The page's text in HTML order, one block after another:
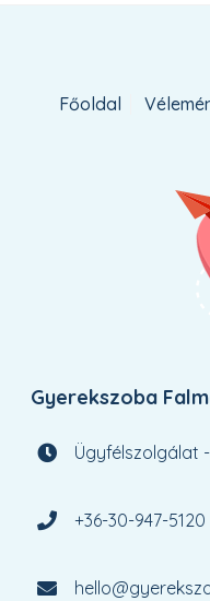
Főoldal
Gyerekszoba
Ügyfélszolgálat
+36-30-947-5120